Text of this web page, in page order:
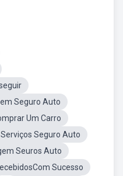
Seguro Auto
Um Carro
Seguro Auto
Seuros Auto
Sucesso